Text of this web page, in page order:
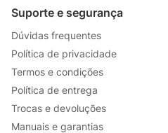
Suporte e segurança
Dúvidas frequentes
Política de privacidade
Termos e condições
Política de entrega
Trocas e devoluções
Manuais e garantias